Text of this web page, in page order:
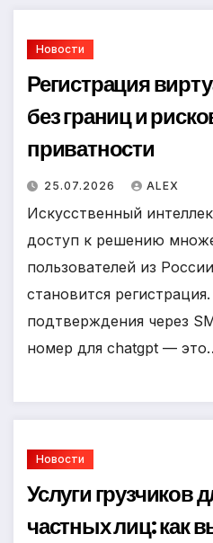
Новости
Регистрация
без границ и
приватности
25.07.2026 ALEX
Искусственный
доступ к решению
пользователей из
становится
подтверждения через
номер для chatgpt —
Новости
Услуги грузчиков
частных лиц: как